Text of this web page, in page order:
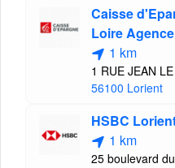
Caisse
Loire
1 km
1 RUE JEAN
56100 Lorient
HSBC
1 km
25 boulevard